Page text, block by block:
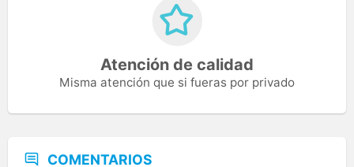
Atención de calidad
Misma atención que si fueras por privado
COMENTARIOS